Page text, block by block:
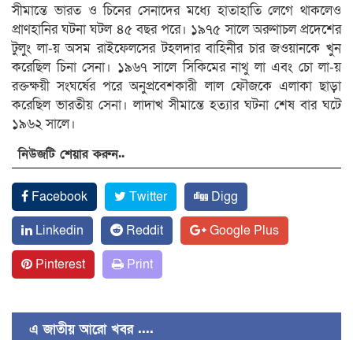
সীমান্তে ভারত ও চিনের সেনাদের মধ্যে হাতাহাতি লেগে থাকলেও
প্রাণহানির ঘটনা ঘটল ৪৫ বছর পরে। ১৯৭৫ সালে অরুণাচল প্রদেশের
টুলুং লা-য় অসম রাইফেলসের টহলদার বাহিনীর চার জওয়ানকে খুন
করেছিল চিনা সেনা। ১৯৬৭ সালে সিকিমের নাথু লা এবং চো লা-য়
রক্তক্ষয়ী সংঘর্ষের পরে অনুপ্রবেশকারী লাল ফৌজকে এলাকা ছাড়া
করেছিল ভারতীয় সেনা। লাদাখ সীমান্তে হত্যার ঘটনা শেষ বার ঘটে
১৯৬২ সালে।
নিউজটি শেয়ার করুন..
Facebook Twitter
Digg
Linkedin
Reddit
Google Plus
Pinterest
Print
এ জাতীয় আরো খবর ....